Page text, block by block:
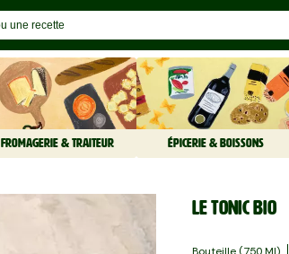
FROMAGERIE & TRAITEUR ÉPICERIE & BOISSONS
Le Tonic BIO